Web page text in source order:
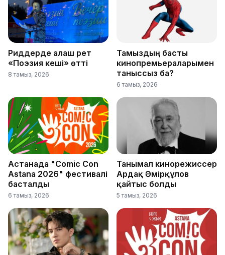
Риддерде алғаш рет
«Поэзия кеші» өтті
8 тамыз, 2026
Тамыздың басты
кинопремьераларымен
таныссыз ба?
6 тамыз, 2026
Астанада "Comic Con
Astana 2026" фестивалі
басталды
6 тамыз, 2026
Танымал кинорежиссер
Ардақ Әмірқұлов
қайтыс болды
5 тамыз, 2026